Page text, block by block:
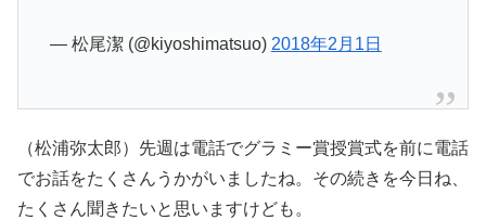
— 松尾潔 (@kiyoshimatsuo) 2018年2月1日
（松浦弥太郎）先週は電話でグラミー賞授賞式を前に電話
でお話をたくさんうかがいましたね。その続きを今日ね、
たくさん聞きたいと思いますけども。